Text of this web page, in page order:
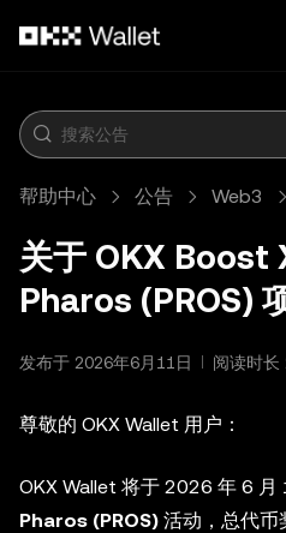
帮助中心 公告 Web3
关于 OKX Boost
Pharos (PROS)
发布于 2026年6月11日 阅读时长
尊敬的 OKX Wallet 用户：
OKX Wallet 将于 2026 年 6
Pharos (PROS) 活动，总代币